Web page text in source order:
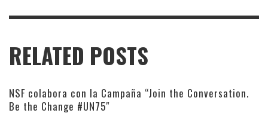
RELATED POSTS
NSF colabora con la Campaña “Join the Conversation.
Be the Change #UN75″